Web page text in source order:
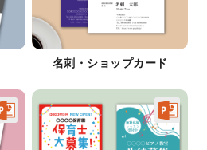
名刺・ショップカード